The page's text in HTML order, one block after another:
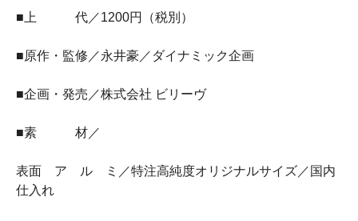
■上 代／1200円（税別）
■原作・監修／永井豪／ダイナミック企画
■企画・発売／株式会社 ビリーヴ
■素 材／
表面 ア ル ミ／特注高純度オリジナルサイズ／国内
仕入れ